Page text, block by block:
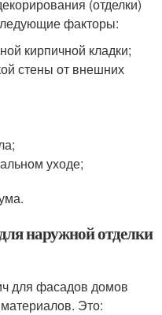
(отделки)
факторы:
кирпичной кладки;
стены от внешних
уходе;
наружной отделки
для фасадов домов
Это: